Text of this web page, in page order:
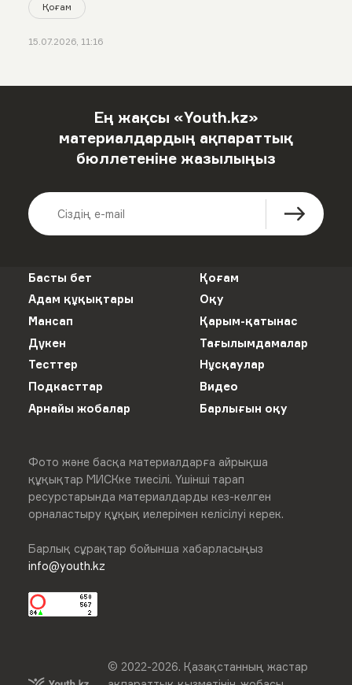
Қоғам
15.07.2026, 11:16
Ең жақсы «Youth.kz»
материалдардың ақпараттық
бюллетеніне жазылыңыз
Басты бет
Қоғам
Адам құқықтары
Оқу
Мансап
Қарым-қатынас
Дүкен
Тағылымдамалар
Тесттер
Нұсқаулар
Подкасттар
Видео
Арнайы жобалар
Барлығын оқу
Фото және басқа материалдарға айрықша
құқықтар МИСКке тиесілі. Үшінші тарап
ресурстарында материалдарды кез-келген
орналастыру құқық иелерімен келісілуі керек.
Барлық сұрақтар бойынша хабарласыңыз
info@youth.kz
© 2022-2026. Қазақстанның жастар